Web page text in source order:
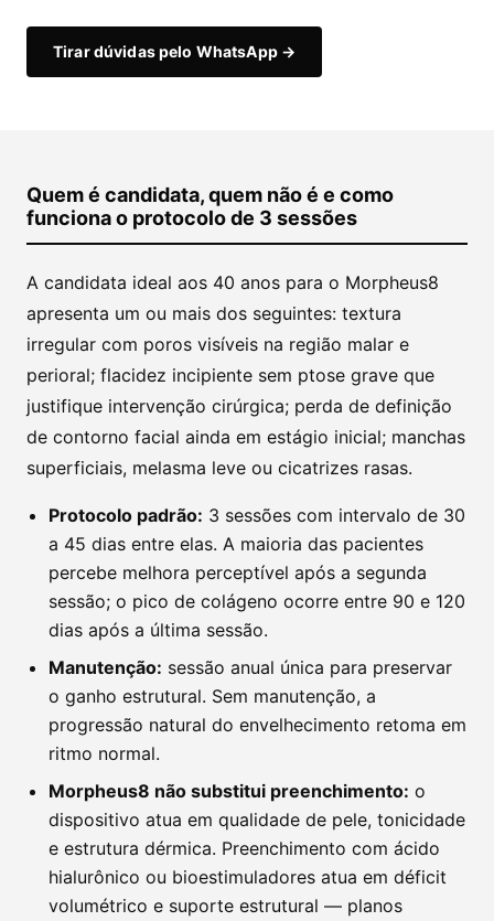
Tirar dúvidas pelo WhatsApp →
Quem é candidata, quem não é e como
funciona o protocolo de 3 sessões
A candidata ideal aos 40 anos para o Morpheus8
apresenta um ou mais dos seguintes: textura
irregular com poros visíveis na região malar e
perioral; flacidez incipiente sem ptose grave que
justifique intervenção cirúrgica; perda de definição
de contorno facial ainda em estágio inicial; manchas
superficiais, melasma leve ou cicatrizes rasas.
Protocolo padrão: 3 sessões com intervalo de 30
a 45 dias entre elas. A maioria das pacientes
percebe melhora perceptível após a segunda
sessão; o pico de colágeno ocorre entre 90 e 120
dias após a última sessão.
Manutenção: sessão anual única para preservar
o ganho estrutural. Sem manutenção, a
progressão natural do envelhecimento retoma em
ritmo normal.
Morpheus8 não substitui preenchimento: o
dispositivo atua em qualidade de pele, tonicidade
e estrutura dérmica. Preenchimento com ácido
hialurônico ou bioestimuladores atua em déficit
volumétrico e suporte estrutural — planos